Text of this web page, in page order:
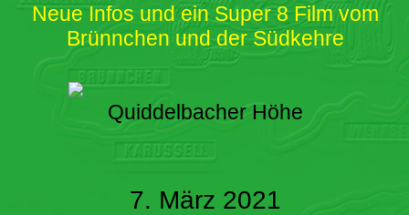
Neue Infos und ein Super 8 Film vom
Brünnchen und der Südkehre
Quiddelbacher Höhe
7. März 2021